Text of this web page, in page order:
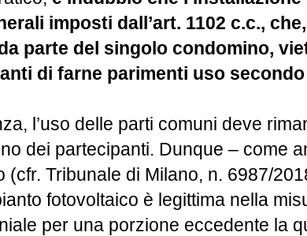
imposti dall’art. 1102 c.c.,
parte del singolo condomino,
di farne parimenti uso
l’uso delle parti comuni deve
dei partecipanti. Dunque – come
(cfr. Tribunale di Milano, n. 6987/
fotovoltaico è legittima nella
per una porzione eccedente la